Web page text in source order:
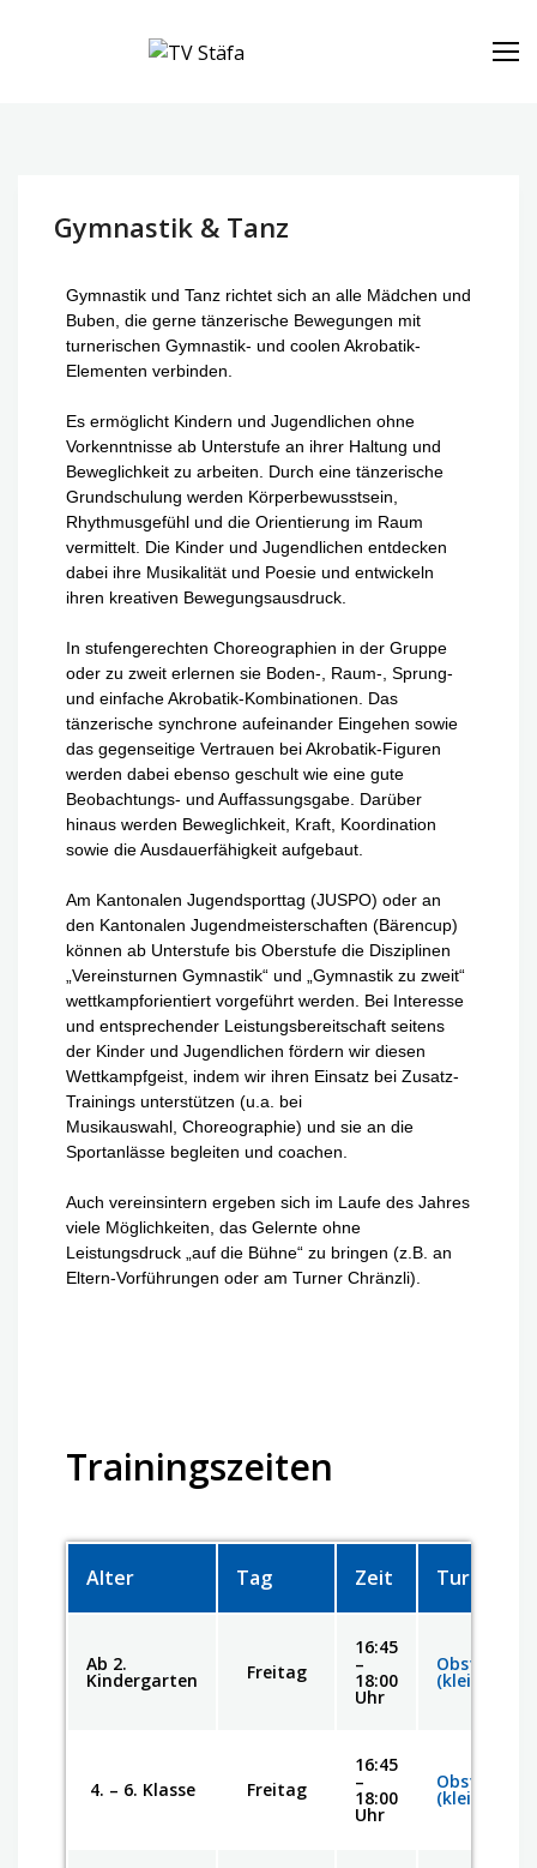
Gymnastik & Tanz
Gymnastik und Tanz richtet sich an alle Mädchen und
Buben, die gerne tänzerische Bewegungen mit
turnerischen Gymnastik- und coolen Akrobatik-
Elementen verbinden.
Es ermöglicht Kindern und Jugendlichen ohne
Vorkenntnisse ab Unterstufe an ihrer Haltung und
Beweglichkeit zu arbeiten. Durch eine tänzerische
Grundschulung werden Körperbewusstsein,
Rhythmusgefühl und die Orientierung im Raum
vermittelt. Die Kinder und Jugendlichen entdecken
dabei ihre Musikalität und Poesie und entwickeln
ihren kreativen Bewegungsausdruck.
In stufengerechten Choreographien in der Gruppe
oder zu zweit erlernen sie Boden-, Raum-, Sprung-
und einfache Akrobatik-Kombinationen. Das
tänzerische synchrone aufeinander Eingehen sowie
das gegenseitige Vertrauen bei Akrobatik-Figuren
werden dabei ebenso geschult wie eine gute
Beobachtungs- und Auffassungsgabe. Darüber
hinaus werden Beweglichkeit, Kraft, Koordination
sowie die Ausdauerfähigkeit aufgebaut.
Am Kantonalen Jugendsporttag (JUSPO) oder an
den Kantonalen Jugendmeisterschaften (Bärencup)
können ab Unterstufe bis Oberstufe die Disziplinen
„Vereinsturnen Gymnastik“ und „Gymnastik zu zweit“
wettkampforientiert vorgeführt werden. Bei Interesse
und entsprechender Leistungsbereitschaft seitens
der Kinder und Jugendlichen fördern wir diesen
Wettkampfgeist, indem wir ihren Einsatz bei Zusatz-
Trainings unterstützen (u.a. bei
Musikauswahl, Choreographie) und sie an die
Sportanlässe begleiten und coachen.
Auch vereinsintern ergeben sich im Laufe des Jahres
viele Möglichkeiten, das Gelernte ohne
Leistungsdruck „auf die Bühne“ zu bringen (z.B. an
Eltern-Vorführungen oder am Turner Chränzli).
Trainingszeiten
Alter Tag Zeit Turnhalle
Ab 2.
Kindergarten Freitag
16:45
–
18:00
Uhr
Obstgarten
(klein)
4. – 6. Klasse Freitag
16:45
–
18:00
Uhr
Obstgarten
(klein)